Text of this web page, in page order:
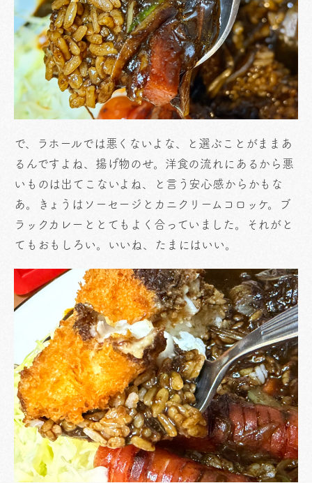
で、ラホールでは悪くないよな、と選ぶことがままあ
るんですよね、揚げ物のせ。洋食の流れにあるから悪
いものは出てこないよね、と言う安心感からかもな
あ。きょうはソーセージとカニクリームコロッケ。ブ
ラックカレーととてもよく合っていました。それがと
てもおもしろい。いいね、たまにはいい。